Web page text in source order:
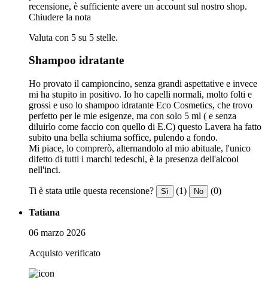
recensione, è sufficiente avere un account sul nostro shop.
Chiudere la nota
Valuta con 5 su 5 stelle.
Shampoo idratante
Ho provato il campioncino, senza grandi aspettative e invece
mi ha stupito in positivo. Io ho capelli normali, molto folti e
grossi e uso lo shampoo idratante Eco Cosmetics, che trovo
perfetto per le mie esigenze, ma con solo 5 ml ( e senza
diluirlo come faccio con quello di E.C) questo Lavera ha fatto
subito una bella schiuma soffice, pulendo a fondo.
Mi piace, lo comprerò, alternandolo al mio abituale, l'unico
difetto di tutti i marchi tedeschi, è la presenza dell'alcool
nell'inci.
Ti è stata utile questa recensione? Sì (1) No (0)
Tatiana
06 marzo 2026
Acquisto verificato